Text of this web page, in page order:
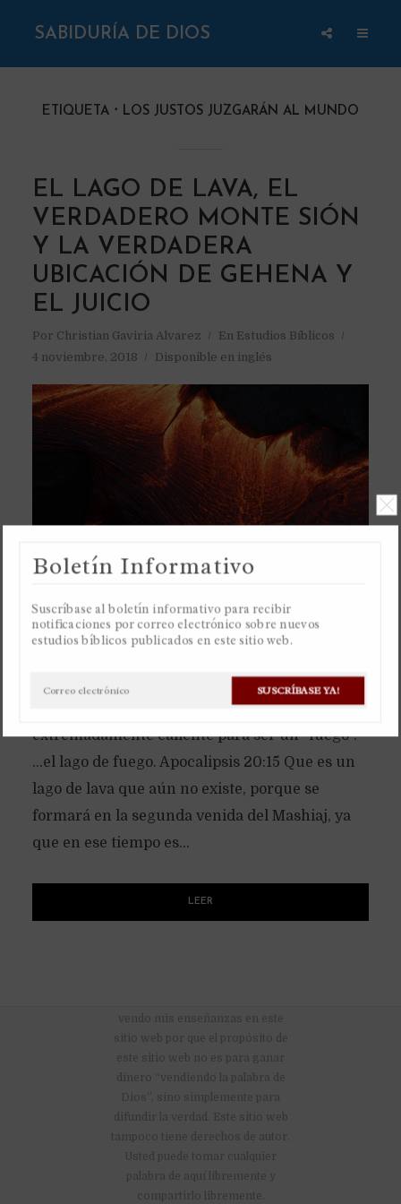
SABIDURÍA DE DIOS
ETIQUETA LOS JUSTOS JUZGARÁN AL MUNDO
EL LAGO DE LAVA, EL
VERDADERO MONTE SIÓN
Y LA VERDADERA
UBICACIÓN DE GEHENA Y
EL JUICIO
Por Christian Gaviria Alvarez En Estudios Bíblicos
4 noviembre, 2018
Disponible en inglés
por eso es llamado “lago de fuego”, porque la
lava es un líquido para ser un “lago”, y también
extremadamente caliente para ser un “fuego”.
…el lago de fuego. Apocalipsis 20:15 Que es un
lago de lava que aún no existe, porque se
formará en la segunda venida del Mashiaj, ya
que en ese tiempo es...
LEER
vendo mis enseñanzas en este
sitio web por que el propósito de
este sitio web no es para ganar
dinero “vendiendo la palabra de
Dios”, sino simplemente para
difundir la verdad. Este sitio web
tampoco tiene derechos de autor.
Usted puede tomar cualquier
palabra de aquí libremente y
compartirlo libremente.
SUSCRÍBASE YA!
Boletín Informativo
Suscríbase al boletín informativo para recibir
notificaciones por correo electrónico sobre nuevos
estudios bíblicos publicados en este sitio web.